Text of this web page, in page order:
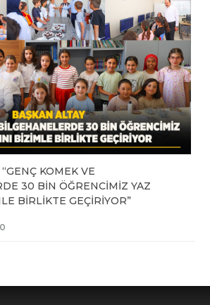
KOMEK VE
30 BİN ÖĞRENCİMİZ YAZ
BİRLİKTE GEÇİRİYOR”